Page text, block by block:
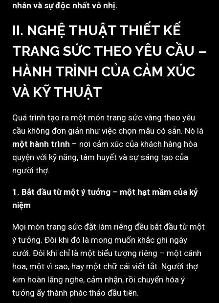
nhân và sự độc nhất vô nhị.
II. NGHỆ THUẬT THIẾT KẾ
TRANG SỨC THEO YÊU CẦU –
HÀNH TRÌNH CỦA CẢM XÚC
VÀ KỸ THUẬT
Quá trình tạo ra một món trang sức vàng theo yêu
cầu không đơn giản như việc chọn mẫu có sẵn. Nó là
một hành trình – nơi cảm xúc của khách hàng hòa
quyện với kỹ năng, tâm huyết và sự sáng tạo của
người thợ.
1. Bắt đầu từ một ý tưởng – một hạt mầm của kỷ
niệm
Mọi món trang sức đặt làm riêng đều bắt đầu từ một
ý tưởng. Đôi khi đó là mong muốn khắc ghi ngày
cưới. Đôi khi chỉ là một biểu tượng riêng – một cánh
hoa, một vì sao, hay một chữ cái viết tắt. Người thợ
kim hoàn lắng nghe, cảm nhận, rồi chuyển hóa ý
tưởng ấy thành phác thảo đầu tiên.